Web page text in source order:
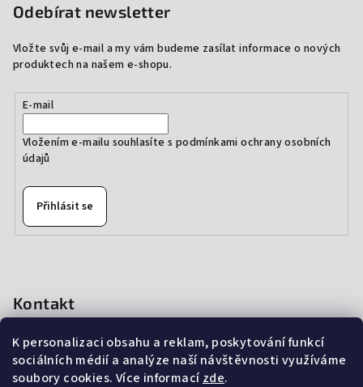
K personalizaci obsahu a reklam, poskytování funkcí
sociálních médií a analýze naší návštěvnosti využíváme
soubory cookies. Více informacízde.
Odebírat newsletter
Vložte svůj e-mail a my vám budeme zasílat informace o nových
produktech na našem e-shopu.
E-mail
Vložením e-mailu souhlasíte s podmínkami ochrany osobních
údajů
Přihlásit se
Kontakt
info@thedressprague.com
+420 724 244 022